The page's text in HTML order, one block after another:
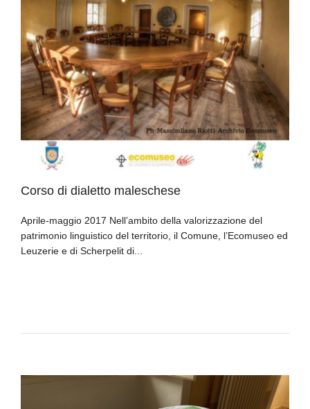
Corso di dialetto maleschese
Aprile-maggio 2017 Nell’ambito della valorizzazione del
patrimonio linguistico del territorio, il Comune, l’Ecomuseo ed
Leuzerie e di Scherpelit di...